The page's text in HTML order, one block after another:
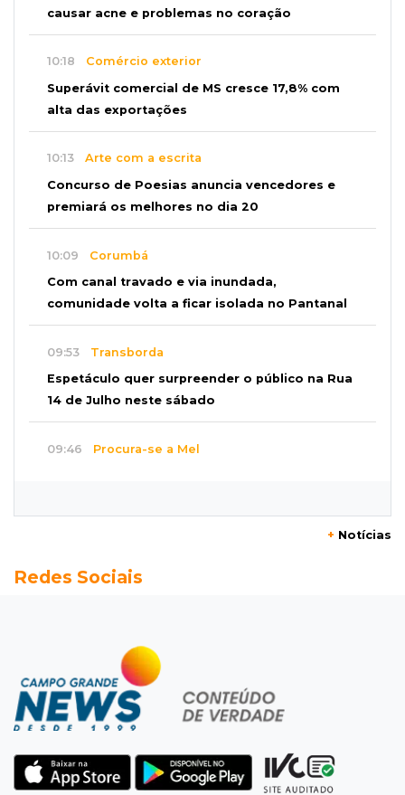
causar acne e problemas no coração
10:18 Comércio exterior
Superávit comercial de MS cresce 17,8% com
alta das exportações
10:13 Arte com a escrita
Concurso de Poesias anuncia vencedores e
premiará os melhores no dia 20
10:09 Corumbá
Com canal travado e via inundada,
comunidade volta a ficar isolada no Pantanal
09:53 Transborda
Espetáculo quer surpreender o público na Rua
14 de Julho neste sábado
09:46 Procura-se a Mel
Juiz decreta preventiva de pai e filho flagrados
Dominguinho
Artesanato de MS entra em nova etapa da
turnê de João Gomes
Eventos interditam ruas de Campo Grande
nesta sexta-feira
+ Notícias
Redes Sociais